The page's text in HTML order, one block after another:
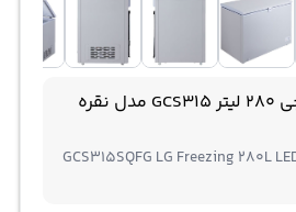
فریزر صندوقی ال جی 280 لیتر GCS315 مدل نقره
GCS315SQFG LG Freezing 280L